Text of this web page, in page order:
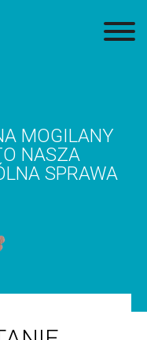
MOGILANY
NASZA
SPRAWA